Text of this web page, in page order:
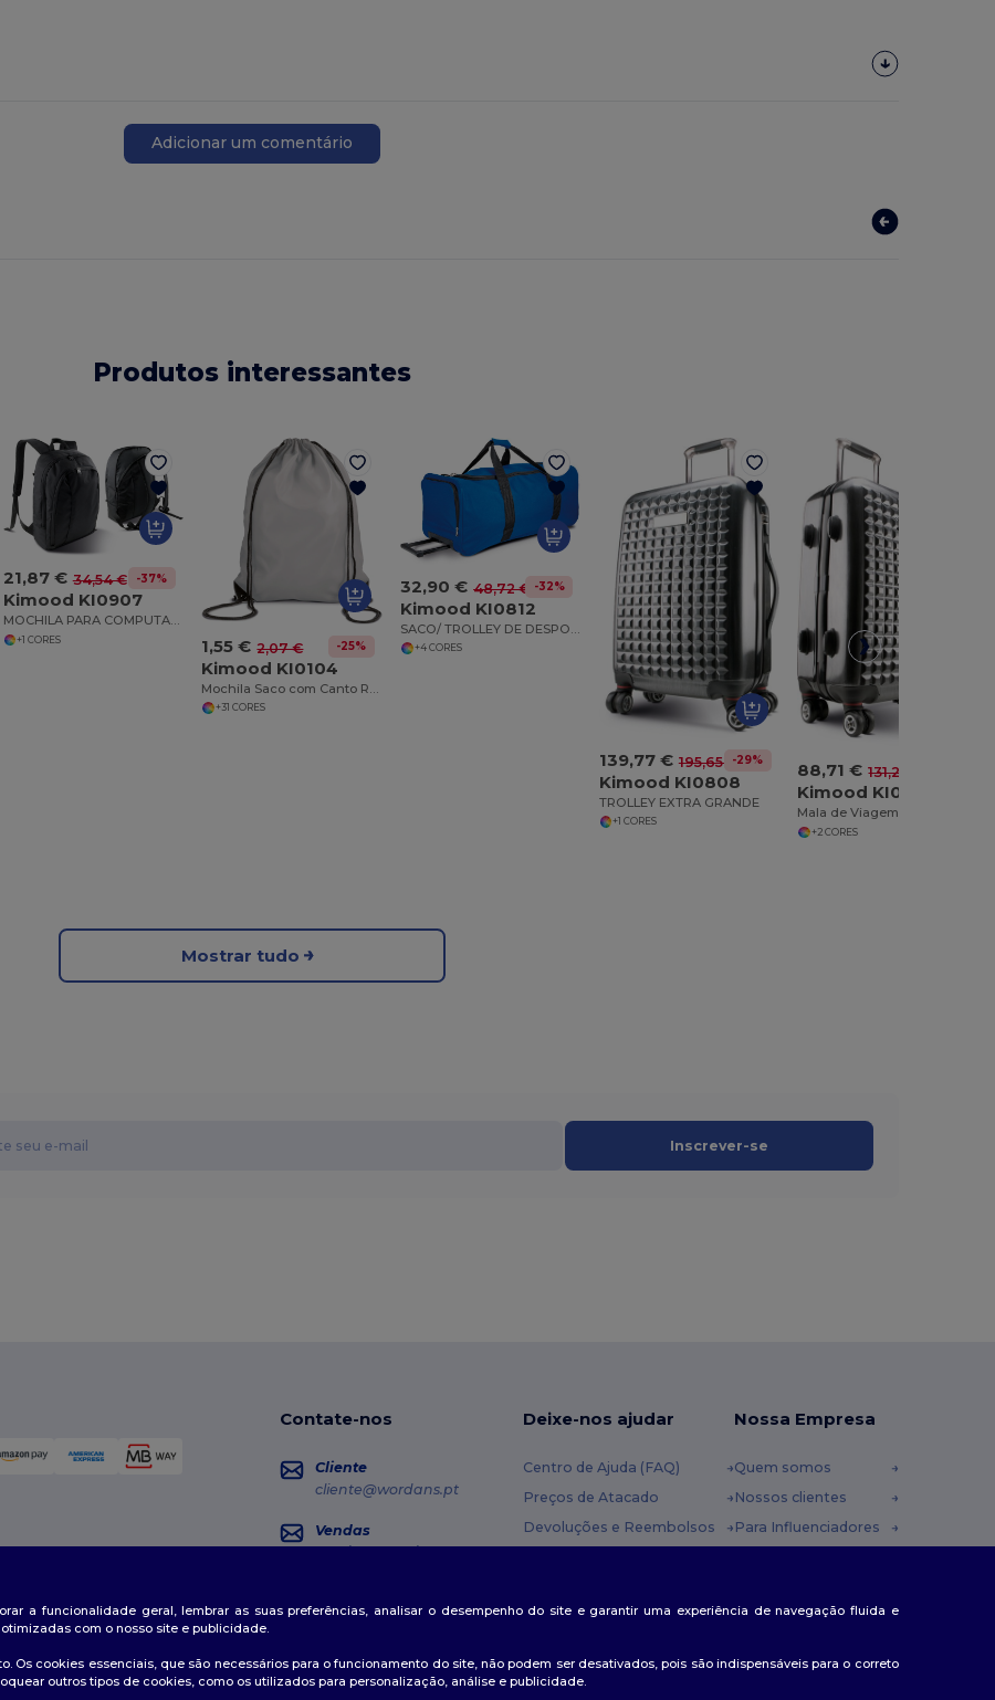
Adicionar um comentário
Produtos interessantes
21,87 € 34,54 € -37%
Kimood KI0907
MOCHILA PARA COMPUTADOR
+1 CORES 1,55 € 2,07 € -25%
Kimood KI0104
+31 CORES
32,90 € 48,72 € -32%
Kimood KI0812
+4 CORES
139,77 € 195,65 €-29%
Kimood KI0808
TROLLEY EXTRA GRANDE
+1 CORES
88,71 € 131,26 €
Kimood KI0807
+2 CORES
Mostrar tudo
Inscrever-se
Contate-nos
Cliente
cliente@wordans.pt
Vendas
vendas@wordans.pt
Deixe-nos ajudar
Centro de Ajuda (FAQ)
Preços de Atacado
Devoluções e Reembolsos
Cupons
Nossa Empresa
Quem somos
Nossos clientes
Para Influenciadores
Centro de Carreiras
a funcionalidade geral, lembrar as suas preferências, analisar o desempenho do site e garantir uma experiência de navegação fluida e
com o nosso site e publicidade.
Os cookies essenciais, que são necessários para o funcionamento do site, não podem ser desativados, pois são indispensáveis para o correto
outros tipos de cookies, como os utilizados para personalização, análise e publicidade.